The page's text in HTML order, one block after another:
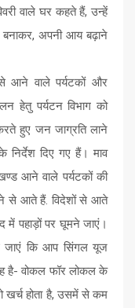
वाले घर कहते हैं, उन्हें
बनाकर, अपनी आय बढ़ाने
से आने वाले पर्यटकों और
हेतु पर्यटन विभाग को
हुए जन जाग्रति लाने
दिए गए हैं। माव
आने वाले पर्यटकों की
से आते हैं. विदेशों से आते
में पहाड़ों पर घूमने जाएं।
जाएं कि आप सिंगल यूज
है- वोकल फॉर लोकल के
खर्च होता है, उसमें से कम